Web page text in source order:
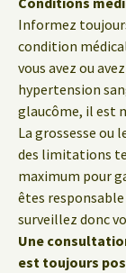
Informez
condition
vous avez ou
hypertension
glaucôme, il est
La grossesse ou
des limitations
maximum pour
êtes
surveillez donc
Une
est toujours